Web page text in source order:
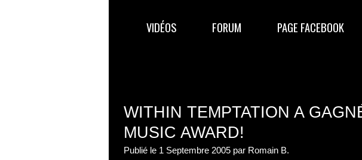
VIDÉOS FORUM PAGE FACEBOOK
WITHIN TEMPTATION A
MUSIC AWARD!
Publié le 1 Septembre 2005 par Romain B.